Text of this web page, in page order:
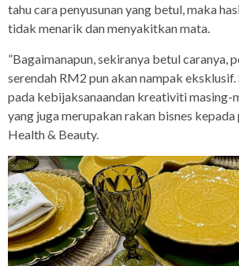
tahu cara penyusunan yang betul, maka
tidak menarik dan menyakitkan mata.
”Bagaimanapun, sekiranya betul caranya,
serendah RM2 pun akan nampak
pada kebijaksanaandan kreativiti masing-
yang juga merupakan rakan bisnes
Health & Beauty.